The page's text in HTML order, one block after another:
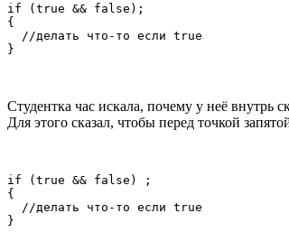
if (true && false);
{
  //делать что-то если true
}
Студентка час искала, почему у неё внутрь
Для этого сказал, чтобы перед точкой
if (true && false) ;
{
  //делать что-то если true
}